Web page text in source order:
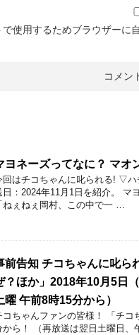
で使用するためブラウザーに
ヨネーズってなに？ マオ
回はチコちゃんに叱られる! ▽
日：2024年11月1日を紹介。 マ
ねぇねぇ岡村、この中で一 …
前告知 チコちゃんに叱ら
？ほか」2018年10月5日
曜 午前8時15分から）
コちゃんファンの皆様！ ​「チコ
から！ （再放送は翌日土曜日、